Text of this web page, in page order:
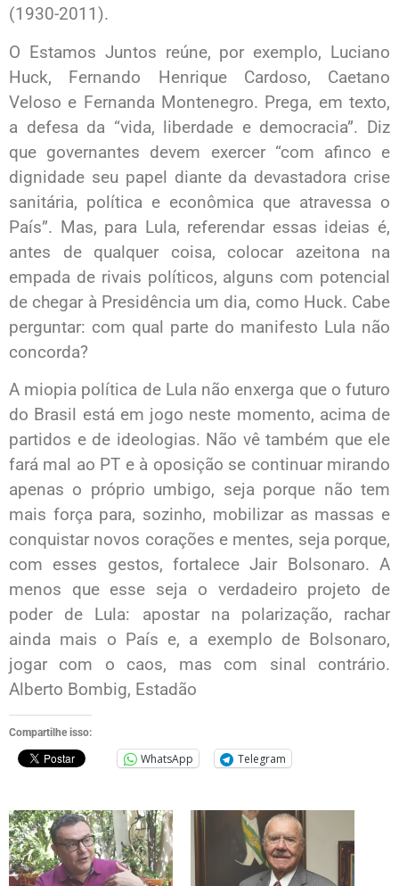
(1930-2011).
O Estamos Juntos reúne, por exemplo, Luciano
Huck, Fernando Henrique Cardoso, Caetano
Veloso e Fernanda Montenegro. Prega, em texto,
a defesa da “vida, liberdade e democracia”. Diz
que governantes devem exercer “com afinco e
dignidade seu papel diante da devastadora crise
sanitária, política e econômica que atravessa o
País”. Mas, para Lula, referendar essas ideias é,
antes de qualquer coisa, colocar azeitona na
empada de rivais políticos, alguns com potencial
de chegar à Presidência um dia, como Huck. Cabe
perguntar: com qual parte do manifesto Lula não
concorda?
A miopia política de Lula não enxerga que o futuro
do Brasil está em jogo neste momento, acima de
partidos e de ideologias. Não vê também que ele
fará mal ao PT e à oposição se continuar mirando
apenas o próprio umbigo, seja porque não tem
mais força para, sozinho, mobilizar as massas e
conquistar novos corações e mentes, seja porque,
com esses gestos, fortalece Jair Bolsonaro. A
menos que esse seja o verdadeiro projeto de
poder de Lula: apostar na polarização, rachar
ainda mais o País e, a exemplo de Bolsonaro,
jogar com o caos, mas com sinal contrário.
Alberto Bombig, Estadão
Compartilhe isso:
WhatsApp Telegram